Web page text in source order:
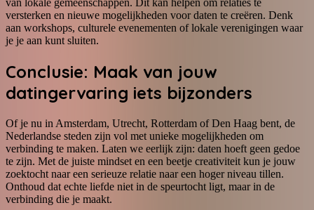
versterken en nieuwe mogelijkheden voor daten te creëren. Denk
aan workshops, culturele evenementen of lokale verenigingen waar
je je aan kunt sluiten.
Conclusie: Maak van jouw
datingervaring iets bijzonders
Of je nu in Amsterdam, Utrecht, Rotterdam of Den Haag bent, de
Nederlandse steden zijn vol met unieke mogelijkheden om
verbinding te maken. Laten we eerlijk zijn: daten hoeft geen gedoe
te zijn. Met de juiste mindset en een beetje creativiteit kun je jouw
zoektocht naar een serieuze relatie naar een hoger niveau tillen.
Onthoud dat echte liefde niet in de speurtocht ligt, maar in de
verbinding die je maakt.